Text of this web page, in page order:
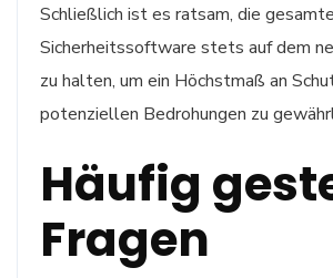
Schließlich ist es ratsam, die gesamte
Sicherheitssoftware stets auf dem
zu halten, um ein Höchstmaß an
potenziellen Bedrohungen zu
Häufig
Fragen